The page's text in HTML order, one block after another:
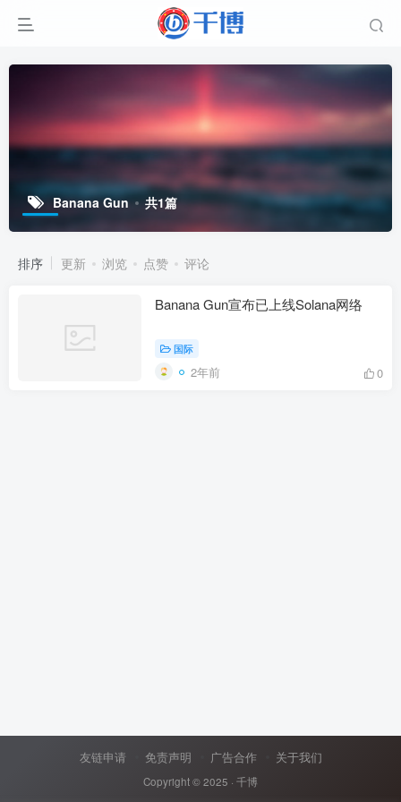
Banana Gun 共1篇
排序 更新 浏览 点赞 评论
Banana Gun宣布已上线Solana网络
国际
2年前 0
友链申请 免责声明 广告合作 关于我们
Copyright © 2025 · 千博